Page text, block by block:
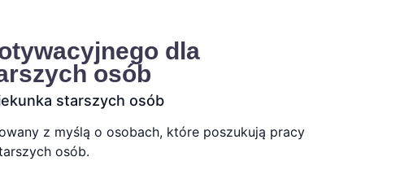
dla
osób
starszych osób
z myślą o osobach, które poszukują pracy
osób.